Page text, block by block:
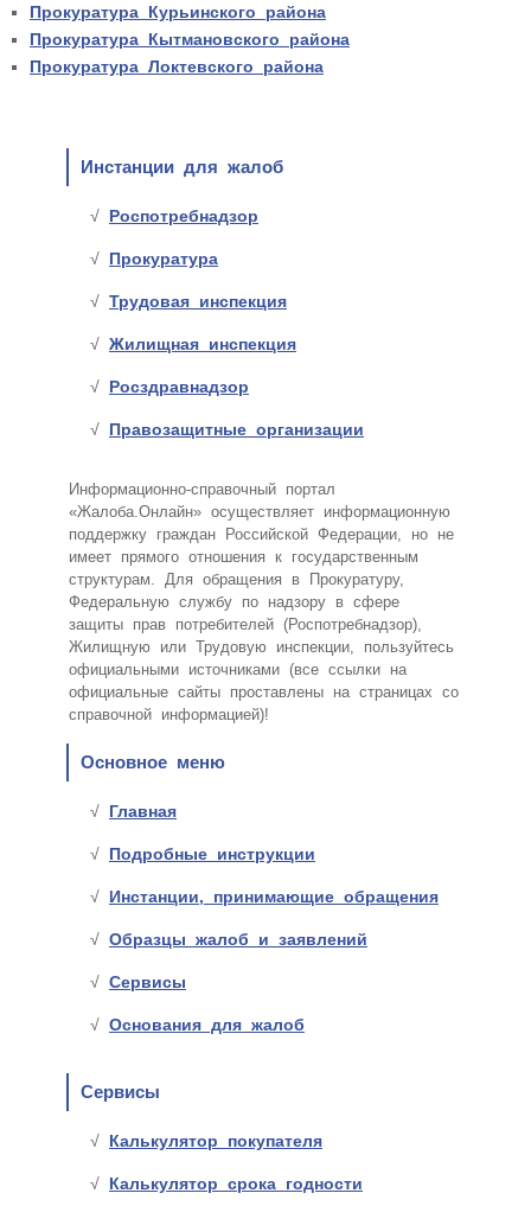
Прокуратура Курьинского района
Прокуратура Кытмановского района
Прокуратура Локтевского района
Инстанции для жалоб
Роспотребнадзор
Прокуратура
Трудовая инспекция
Жилищная инспекция
Росздравнадзор
Правозащитные организации
Информационно-справочный портал
«Жалоба.Онлайн» осуществляет информационную
поддержку граждан Российской Федерации, но не
имеет прямого отношения к государственным
структурам. Для обращения в Прокуратуру,
Федеральную службу по надзору в сфере
защиты прав потребителей (Роспотребнадзор),
Жилищную или Трудовую инспекции, пользуйтесь
официальными источниками (все ссылки на
официальные сайты проставлены на страницах со
справочной информацией)!
Основное меню
Главная
Подробные инструкции
Инстанции, принимающие обращения
Образцы жалоб и заявлений
Сервисы
Основания для жалоб
Сервисы
Калькулятор покупателя
Калькулятор срока годности